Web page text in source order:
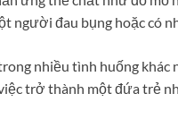
người đau bụng hoặc có
nhiều tình huống khác
trở thành một đứa trẻ